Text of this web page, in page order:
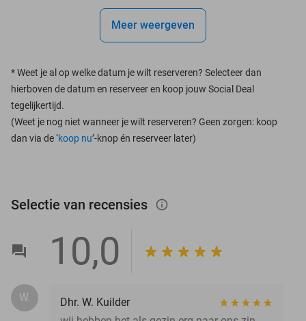
Meer weergeven
*Weet je al op welke datum je wilt reserveren? Selecteer dan
hierboven de datum en reserveer en koop jouw Social Deal
tegelijkertijd.
(Weet je nog niet wanneer je wilt reserveren? Geen zorgen: koop
dan via de ‘koop nu’-knop én reserveer later)
Selectie van recensies info_outlined
10,0
W.
Dhr. W. Kuilder